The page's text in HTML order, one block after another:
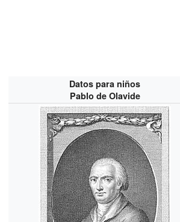
Datos para niños
Pablo de Olavide